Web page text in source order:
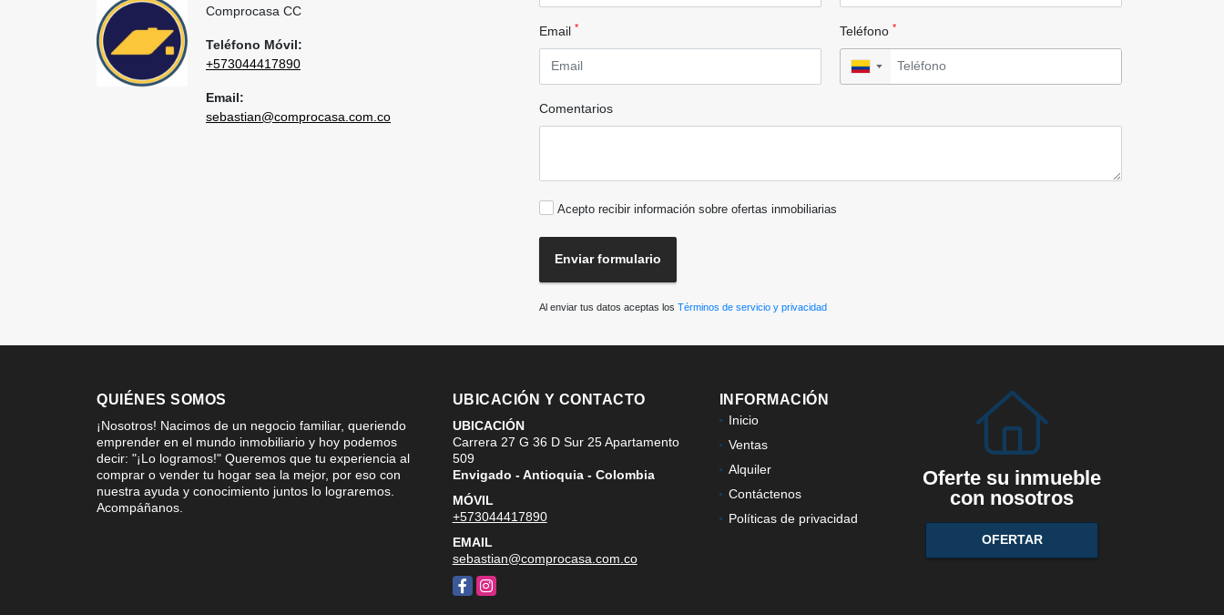
Comprocasa CC
Teléfono Móvil:
+573044417890
Email:
sebastian@comprocasa.com.co
Email * Teléfono *
▼
Comentarios
Acepto recibir información sobre ofertas inmobiliarias
Enviar formulario
Al enviar tus datos aceptas los Términos de servicio y privacidad
QUIÉNES SOMOS
¡Nosotros! Nacimos de un negocio familiar, queriendo
emprender en el mundo inmobiliario y hoy podemos
decir: "¡Lo logramos!" Queremos que tu experiencia al
comprar o vender tu hogar sea la mejor, por eso con
nuestra ayuda y conocimiento juntos lo lograremos.
Acompáñanos.
UBICACIÓN Y CONTACTO
UBICACIÓN
Carrera 27 G 36 D Sur 25 Apartamento
509
Envigado - Antioquia - Colombia
MÓVIL
+573044417890
EMAIL
sebastian@comprocasa.com.co
FacebookInstagram
INFORMACIÓN
Inicio
Ventas
Alquiler
Contáctenos
Políticas de privacidad
Oferte su inmueble
con nosotros
OFERTAR